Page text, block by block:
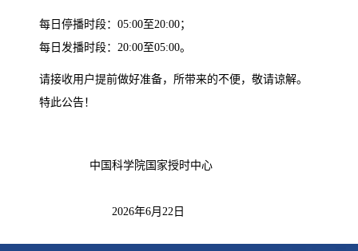
每日停播时段：05:00至20:00；
每日发播时段：20:00至05:00。
请接收用户提前做好准备，所带来的不便，敬请谅解。
特此公告！
中国科学院国家授时中心
2026年6月22日